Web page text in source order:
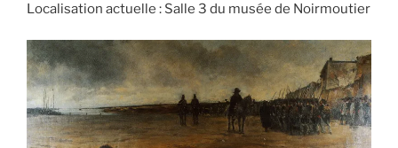
Localisation actuelle : Salle 3 du musée de Noirmoutier